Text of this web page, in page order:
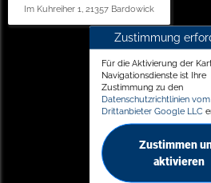
Im Kuhreiher 1, 21357 Bardowick
Zustimmung
Für die Aktivierung der
Navigationsdienste ist Ihre
Zustimmung zu den
Datenschutzrichtlinien vom
Drittanbieter Google LLC
Zustimmen
aktivieren